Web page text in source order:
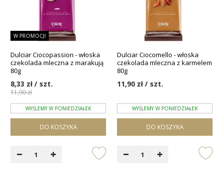
W PROMOCJI
Dulciar Ciocopassion - włoska
czekolada mleczna z marakują
80g
11,90 zł
8,33 zł / szt.
WYŚLEMY W PONIEDZIAŁEK
DO KOSZYKA
Dulciar Ciocomello - włoska
czekolada mleczna z karmelem
80g
11,90 zł / szt.
WYŚLEMY W PONIEDZIAŁEK
DO KOSZYKA